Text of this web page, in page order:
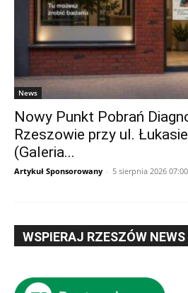
News
Nowy Punkt Pobrań
Rzeszowie przy ul.
(Galeria...
Artykuł Sponsorowany - 5 sierpnia 2026 07:00
WSPIERAJ RZESZÓW NEWS